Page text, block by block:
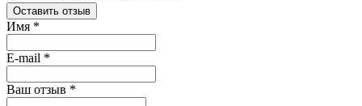
Оставить отзыв
Имя *
E-mail *
Ваш отзыв *